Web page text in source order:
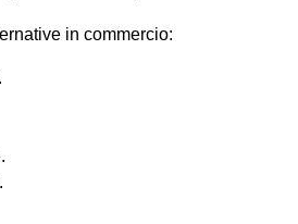
in commercio: